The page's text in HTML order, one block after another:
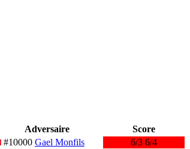
Adversaire
Score
#10000 Gael Monfils
6/3 6/4